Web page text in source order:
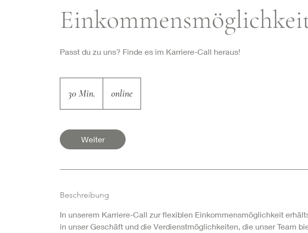
Passt du zu uns? Finde es im Karriere-Call heraus!
30 Min.
0
i
n
.
online
Weiter
Beschreibung
In unserem Karriere-Call zur flexiblen Einkommensmöglichkeit
in unser Geschäft und die Verdienstmöglichkeiten, die unser Team